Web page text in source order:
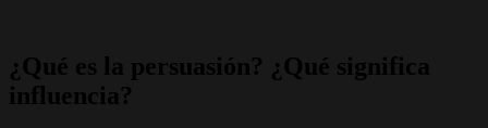
¿Qué es la persuasión? ¿Qué significa
influencia?